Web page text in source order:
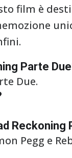
film è
Parte
Due.
Reckoning
Pegg e